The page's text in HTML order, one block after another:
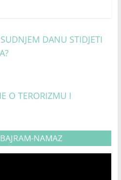
DANU STIDJETI
O TERORIZMU I
NAMAZ